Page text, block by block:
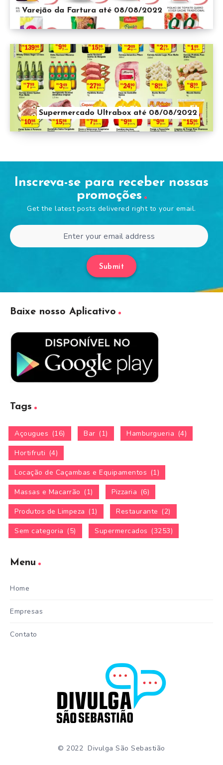
Varejão da Fartura até 08/08/2022
Supermercado Ultrabox até 08/08/2022
Inscreva-se para receber nossas
promoções
Get the latest posts delivered right to your email.
Submit
Baixe nosso Aplicativo
Tags
Açougues (16) Bar (1) Hamburgueria (4)
Hortifruti (4)
Locação de Caçambas e Equipamentos (1)
Massas e Macarrão (1) Pizzaria (6)
Produtos de Limpeza (1) Restaurante (2)
Sem categoria (5) Supermercados (3253)
Menu
Home
Empresas
Contato
© 2022 Divulga São Sebastião